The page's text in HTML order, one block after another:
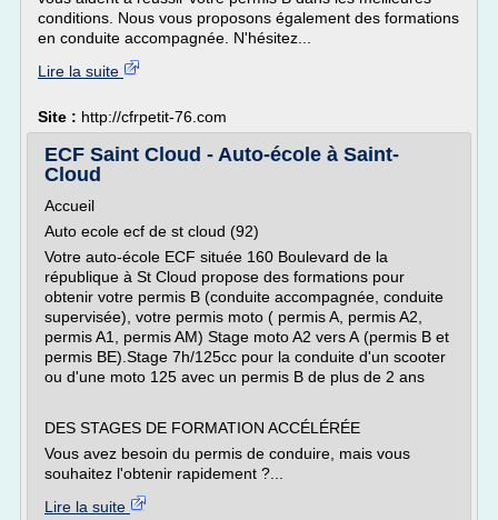
conditions. Nous vous proposons également des formations
en conduite accompagnée. N'hésitez...
Lire la suite
Site : http://cfrpetit-76.com
ECF Saint Cloud - Auto-école à Saint-
Cloud
Accueil
Auto ecole ecf de st cloud (92)
Votre auto-école ECF située 160 Boulevard de la
république à St Cloud propose des formations pour
obtenir votre permis B (conduite accompagnée, conduite
supervisée), votre permis moto ( permis A, permis A2,
permis A1, permis AM) Stage moto A2 vers A (permis B et
permis BE).Stage 7h/125cc pour la conduite d'un scooter
ou d'une moto 125 avec un permis B de plus de 2 ans
DES STAGES DE FORMATION ACCÉLÉRÉE
Vous avez besoin du permis de conduire, mais vous
souhaitez l'obtenir rapidement ?...
Lire la suite